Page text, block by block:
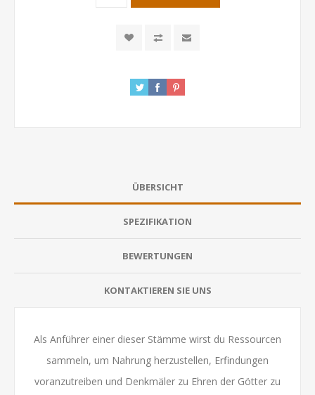
ÜBERSICHT
SPEZIFIKATION
BEWERTUNGEN
KONTAKTIEREN SIE UNS
Als Anführer einer dieser Stämme wirst du Ressourcen
sammeln, um Nahrung herzustellen, Erfindungen
voranzutreiben und Denkmäler zu Ehren der Götter zu